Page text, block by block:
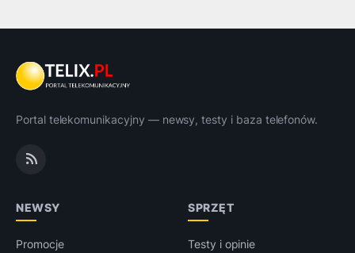
Portal telekomunikacyjny — newsy, testy i baza telefonów.
NEWSY
Promocje
SPRZĘT
Testy i opinie